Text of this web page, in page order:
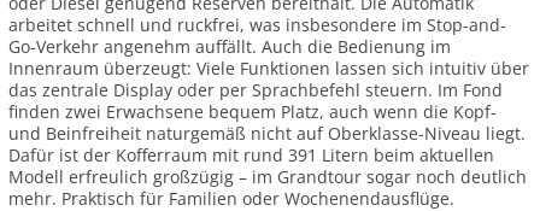
arbeitet schnell und ruckfrei, was insbesondere im Stop-and-
Go-Verkehr angenehm auffällt. Auch die Bedienung im
Innenraum überzeugt: Viele Funktionen lassen sich intuitiv über
das zentrale Display oder per Sprachbefehl steuern. Im Fond
finden zwei Erwachsene bequem Platz, auch wenn die Kopf-
und Beinfreiheit naturgemäß nicht auf Oberklasse-Niveau liegt.
Dafür ist der Kofferraum mit rund 391 Litern beim aktuellen
Modell erfreulich großzügig – im Grandtour sogar noch deutlich
mehr. Praktisch für Familien oder Wochenendausflüge.